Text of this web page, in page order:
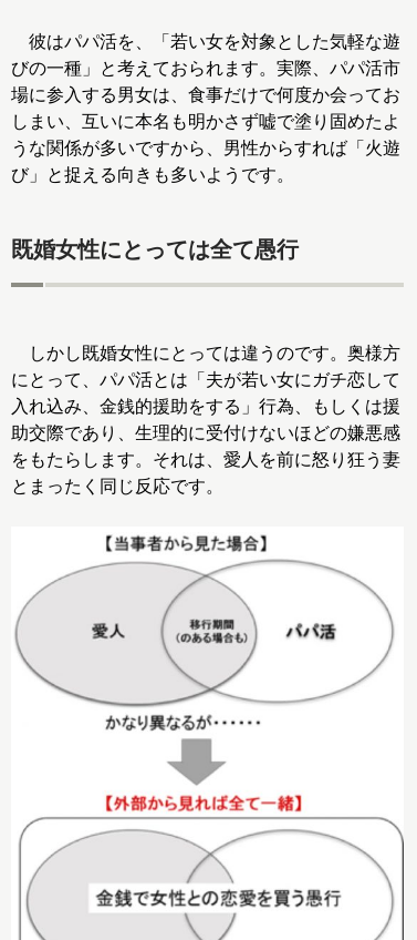
彼はパパ活を、「若い女を対象とした気軽な遊
びの一種」と考えておられます。実際、パパ活市
場に参入する男女は、食事だけで何度か会ってお
しまい、互いに本名も明かさず嘘で塗り固めたよ
うな関係が多いですから、男性からすれば「火遊
び」と捉える向きも多いようです。
既婚女性にとっては全て愚行
しかし既婚女性にとっては違うのです。奥様方
にとって、パパ活とは「夫が若い女にガチ恋して
入れ込み、金銭的援助をする」行為、もしくは援
助交際であり、生理的に受付けないほどの嫌悪感
をもたらします。それは、愛人を前に怒り狂う妻
とまったく同じ反応です。